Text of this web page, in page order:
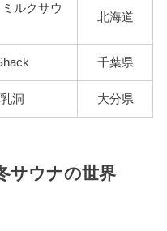
ルクサウ
北海道
千葉県
洞 大分県
サウナの世界